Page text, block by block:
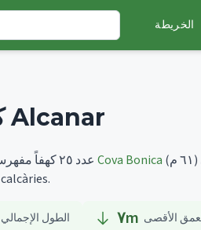
الخريطة
كهوف Alcanar
تضم Alcanar عدد ٢٥ كهفاً مفهرساً، بما في ذلك 0 حفرة و٢٥ كهفاً. Cova Bonica (٦١ م)
calcàries.
الطول الإجمالي ٧m الأقصى